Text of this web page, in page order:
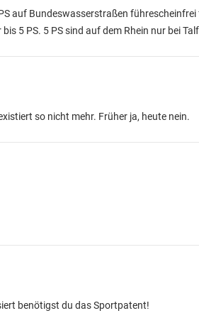
auf Bundeswasserstraßen
5 PS. 5 PS sind auf dem Rhein nur bei
so nicht mehr. Früher ja, heute nein.
benötigst du das Sportpatent!